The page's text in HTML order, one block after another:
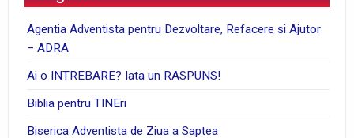
Agentia Adventista pentru Dezvoltare, Refacere si Ajutor
– ADRA
Ai o INTREBARE? Iata un RASPUNS!
Biblia pentru TINEri
Biserica Adventista de Ziua a Saptea